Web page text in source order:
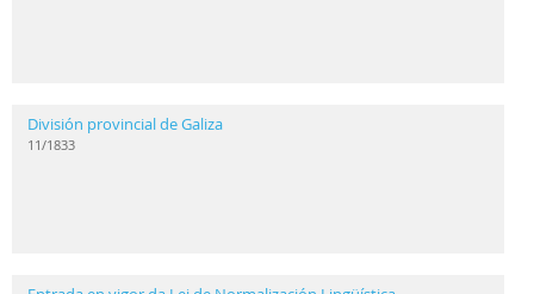
División provincial de Galiza
11/1833